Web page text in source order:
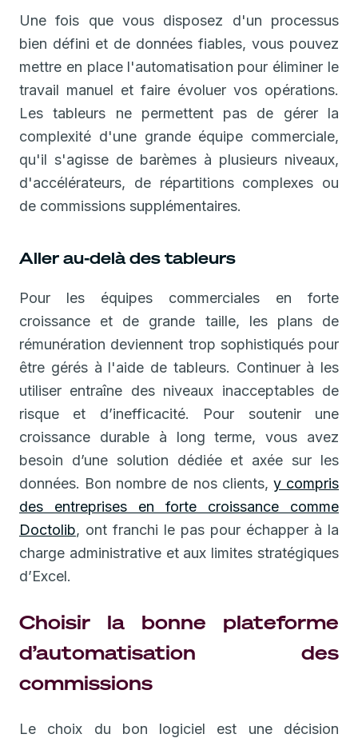
Une fois que vous disposez d'un processus
bien défini et de données fiables, vous pouvez
mettre en place l'automatisation pour éliminer le
travail manuel et faire évoluer vos opérations.
Les tableurs ne permettent pas de gérer la
complexité d'une grande équipe commerciale,
qu'il s'agisse de barèmes à plusieurs niveaux,
d'accélérateurs, de répartitions complexes ou
de commissions supplémentaires.
Aller au-delà des tableurs
Pour les équipes commerciales en forte
croissance et de grande taille, les plans de
rémunération deviennent trop sophistiqués pour
être gérés à l'aide de tableurs. Continuer à les
utiliser entraîne des niveaux inacceptables de
risque et d’inefficacité. Pour soutenir une
croissance durable à long terme, vous avez
besoin d’une solution dédiée et axée sur les
données. Bon nombre de nos clients, y compris
des entreprises en forte croissance comme
Doctolib, ont franchi le pas pour échapper à la
charge administrative et aux limites stratégiques
d’Excel.
Choisir la bonne plateforme
d’automatisation des
commissions
Le choix du bon logiciel est une décision